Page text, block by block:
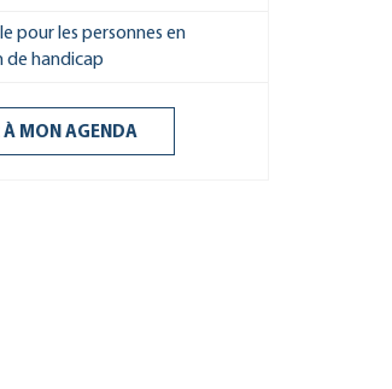
pour les personnes en
de handicap
À MON AGENDA